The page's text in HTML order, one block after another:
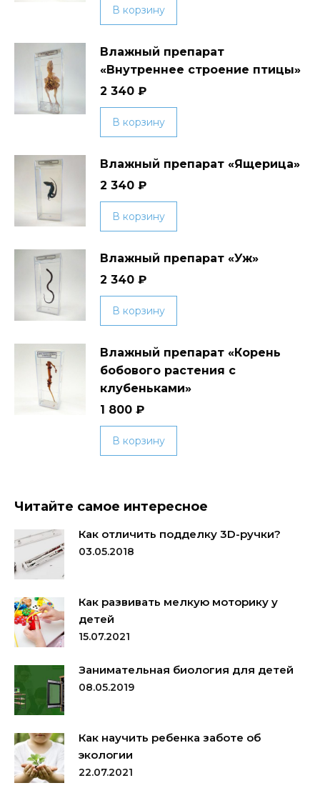
В корзину
Влажный препарат
«Внутреннее строение птицы»
2 340 ₽
В корзину
Влажный препарат «Ящерица»
2 340 ₽
В корзину
Влажный препарат «Уж»
2 340 ₽
В корзину
Влажный препарат «Корень
бобового растения с
клубеньками»
1 800 ₽
В корзину
Читайте самое интересное
Как отличить подделку 3D-ручки?
03.05.2018
Как развивать мелкую моторику у
детей
15.07.2021
Занимательная биология для детей
08.05.2019
Как научить ребенка заботе об
экологии
22.07.2021